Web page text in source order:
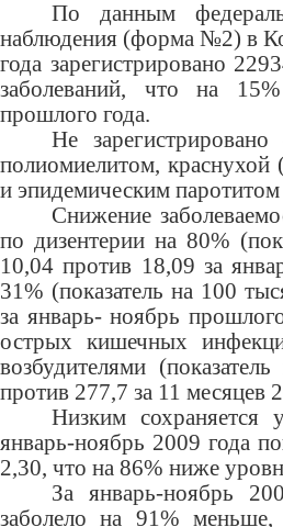
По данным
наблюдения (форма №2) в
года зарегистрировано
заболеваний, что на
прошлого года.
Не
полиомиелитом, краснухой
и эпидемическим
Снижение
по дизентерии на 80%
10,04 против 18,09 за
31% (показатель на 100
за январь- ноябрь
острых кишечных
возбудителями
против 277,7 за 11 месяцев
Низким сохраняется
январь-ноябрь 2009 года
2,30, что на 86% ниже
За январь-ноябрь
заболело на 91%